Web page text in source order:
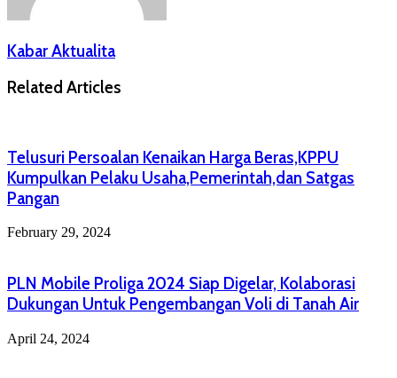
Kabar Aktualita
Related Articles
Telusuri Persoalan Kenaikan Harga Beras,KPPU
Kumpulkan Pelaku Usaha,Pemerintah,dan Satgas
Pangan
February 29, 2024
PLN Mobile Proliga 2024 Siap Digelar, Kolaborasi
Dukungan Untuk Pengembangan Voli di Tanah Air
April 24, 2024